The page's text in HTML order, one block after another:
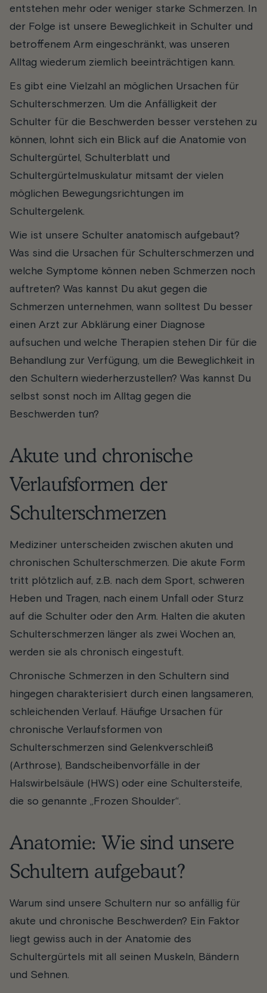
entstehen mehr oder weniger starke Schmerzen. In
der Folge ist unsere Beweglichkeit in Schulter und
betroffenem Arm eingeschränkt, was unseren
Alltag wiederum ziemlich beeinträchtigen kann.
Es gibt eine Vielzahl an möglichen Ursachen für
Schulterschmerzen. Um die Anfälligkeit der
Schulter für die Beschwerden besser verstehen zu
können, lohnt sich ein Blick auf die Anatomie von
Schultergürtel, Schulterblatt und
Schultergürtelmuskulatur mitsamt der vielen
möglichen Bewegungsrichtungen im
Schultergelenk.
Wie ist unsere Schulter anatomisch aufgebaut?
Was sind die Ursachen für Schulterschmerzen und
welche Symptome können neben Schmerzen noch
auftreten? Was kannst Du akut gegen die
Schmerzen unternehmen, wann solltest Du besser
einen Arzt zur Abklärung einer Diagnose
aufsuchen und welche Therapien stehen Dir für die
Behandlung zur Verfügung, um die Beweglichkeit in
den Schultern wiederherzustellen? Was kannst Du
selbst sonst noch im Alltag gegen die
Beschwerden tun?
Akute und chronische
Verlaufsformen der
Schulterschmerzen
Mediziner unterscheiden zwischen akuten und
chronischen Schulterschmerzen. Die akute Form
tritt plötzlich auf, z.B. nach dem Sport, schweren
Heben und Tragen, nach einem Unfall oder Sturz
auf die Schulter oder den Arm. Halten die akuten
Schulterschmerzen länger als zwei Wochen an,
werden sie als chronisch eingestuft.
Chronische Schmerzen in den Schultern sind
hingegen charakterisiert durch einen langsameren,
schleichenden Verlauf. Häufige Ursachen für
chronische Verlaufsformen von
Schulterschmerzen sind Gelenkverschleiß
(Arthrose), Bandscheibenvorfälle in der
Halswirbelsäule (HWS) oder eine Schultersteife,
die so genannte „Frozen Shoulder“.
Anatomie: Wie sind unsere
Schultern aufgebaut?
Warum sind unsere Schultern nur so anfällig für
akute und chronische Beschwerden? Ein Faktor
liegt gewiss auch in der Anatomie des
Schultergürtels mit all seinen Muskeln, Bändern
und Sehnen.